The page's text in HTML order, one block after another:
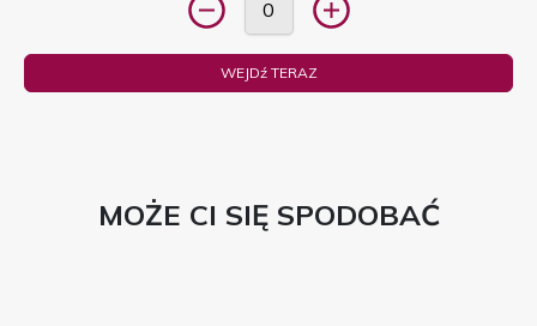
WEJDź TERAZ
MOŻE CI SIĘ SPODOBAĆ